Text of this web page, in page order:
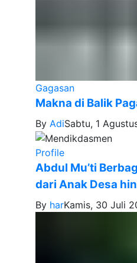
Gagasan
Makna di Balik
By AdiSabtu, 1
Profile
Abdul Mu’ti
dari Anak Desa
By harKamis, 30 Juli